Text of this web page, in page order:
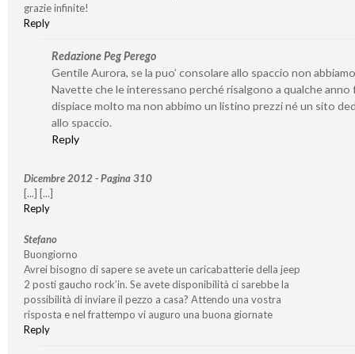
grazie infinite!
Reply
Redazione Peg Perego
Gentile Aurora, se la puo’ consolare allo spaccio non
Navette che le interessano perché risalgono a qualche anno
dispiace molto ma non abbimo un listino prezzi né un sito
allo spaccio.
Reply
Dicembre 2012 - Pagina 310
[...] [...]
Reply
Stefano
Buongiorno
Avrei bisogno di sapere se avete un caricabatterie della jeep
2 posti gaucho rock’in. Se avete disponibilità ci sarebbe la
possibilità di inviare il pezzo a casa? Attendo una vostra
risposta e nel frattempo vi auguro una buona giornate
Reply